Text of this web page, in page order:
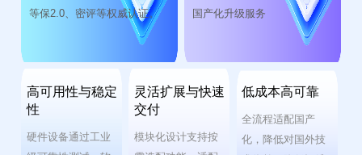
等保2.0、密评等权威认证。
国产化升级服务
高可用性与稳定
性
硬件设备通过工业
灵活扩展与快速
交付
模块化设计支持按
低成本高可靠
全流程适配国产
化，降低对国外技